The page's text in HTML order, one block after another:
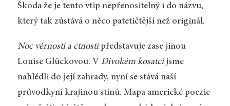
Škoda že je tento vtip nepřenositelný i do názvu,
který tak zůstává o něco patetičtější než originál.
Noc věrnosti a ctnostipředstavuje zase jinou
Louise Glückovou. V Divokém kosatcijsme
nahlédli do její zahrady, nyní se stává naší
průvodkyní krajinou stínů. Mapa americké poezie